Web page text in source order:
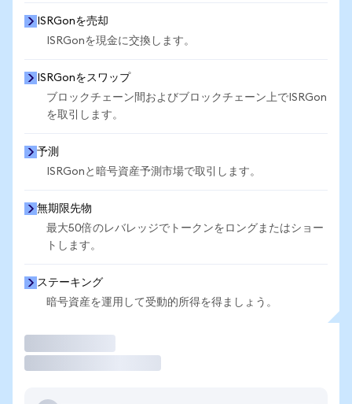
ISRGonを売却
ISRGonを現金に交換します。
ISRGonをスワップ
ブロックチェーン間およびブロックチェーン上でISRGon
を取引します。
予測
ISRGonと暗号資産予測市場で取引します。
無期限先物
最大50倍のレバレッジでトークンをロングまたはショー
トします。
ステーキング
暗号資産を運用して受動的所得を得ましょう。